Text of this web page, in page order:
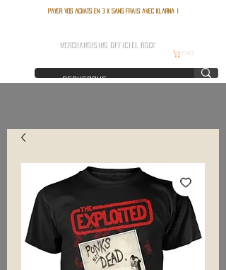
Payer vos achats en 3 x sans frais avec Klarna !
MERCHANDISING OFFICIEL ROCK